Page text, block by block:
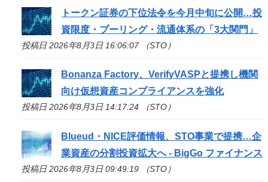
トークン証券の下位法令を今月中旬に公開…投
資限度・プーリング・流通体系の「3大関門」
投稿日 2026年8月3日 16:06:07 （STO）
Bonanza Factory、VerifyVASPと提携し機関
向け仮想資産コンプライアンスを強化
投稿日 2026年8月3日 14:17:24 （STO）
Blueud・NICE評価情報、STO事業で提携…企
業資産の分割投資拡大へ - BigGo ファイナンス
投稿日 2026年8月3日 09:49:19 （STO）